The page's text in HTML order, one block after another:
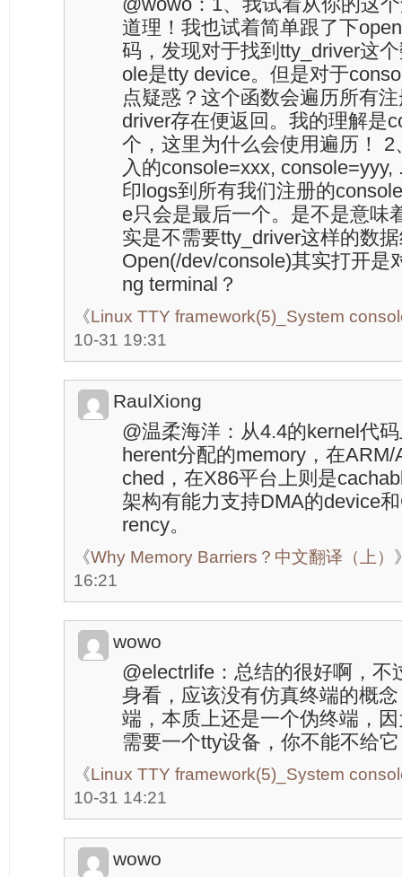
道理！我也试着简单跟了下
码，发现对于找到tty_driver这
ole是tty device。但是对于
点疑惑？这个函数会遍历所有
driver存在便返回。我的理解是
个，这里为什么会使用遍历！
入的console=xxx,
印logs到所有我们注册的
e只会是最后一个。是不是意味
实是不需要tty_driver这样的数
Open(/dev/console)其实打开是
ng terminal？
《Linux TTY framework(5)_System
10-31 19:31
RaulXiong
@温柔海洋：从4.4的kernel代
herent分配的memory，在
ched，在X86平台上则是
架构有能力支持DMA的device
rency。
《Why Memory Barriers？中文翻译（上）
16:21
wowo
@electrlife：总结的很好啊，不
身看，应该没有仿真终端的概
端，本质上还是一个伪终端，
需要一个tty设备，你不能不给
《Linux TTY framework(5)_System
10-31 14:21
wowo